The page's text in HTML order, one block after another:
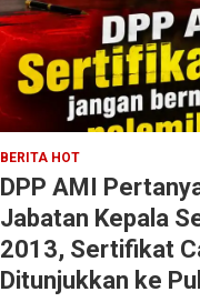
BERITA HOT
DPP AMI
Jabatan Kepala
2013, Sertifikat
Ditunjukkan ke